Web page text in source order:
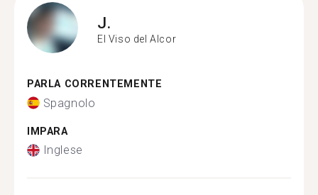
J.
El Viso del Alcor
PARLA CORRENTEMENTE
Spagnolo
IMPARA
Inglese